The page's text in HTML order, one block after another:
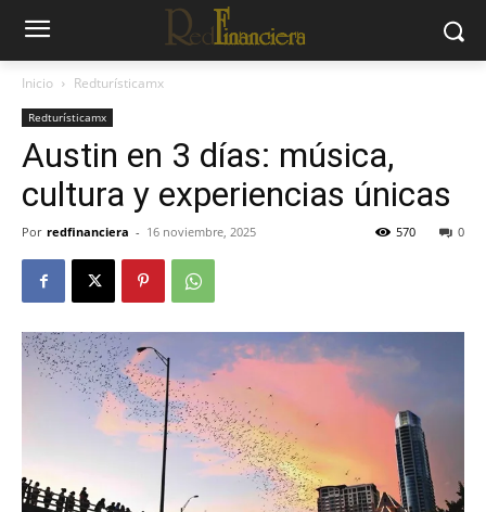
Inicio Redturísticamx
Redturísticamx
Austin en 3 días: música,
cultura y experiencias únicas
Por redfinanciera - 16 noviembre, 2025 0
570